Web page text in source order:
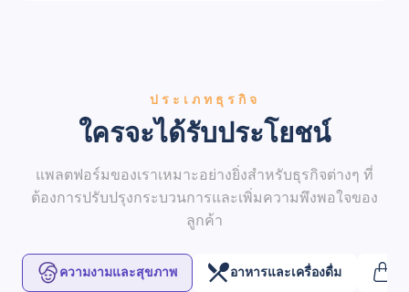
ประเภทธุรกิจ
ใครจะได้รับประโยชน์
แพลตฟอร์มของเราเหมาะอย่างยิ่งสำหรับธุรกิจต่างๆ ที่
ต้องการปรับปรุงกระบวนการและเพิ่มความพึงพอใจของ
ลูกค้า
ความงามและสุขภาพ อาหารและเครื่องดื่ม